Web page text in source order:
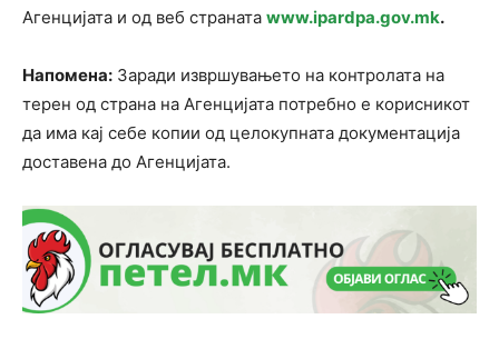
Агенцијата и од веб страната www.ipardpa.gov.mk.
Напомена: Заради извршувањето на контролата на
терен од страна на Агенцијатa потребно е корисникот
да има кај себе копии од целокупната документација
доставена до Агенцијата.